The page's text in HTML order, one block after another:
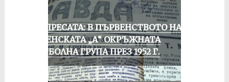
ОТ ПРЕСАТА: В ПЪРВЕНСТВОТО НА
РУСЕНСКАТА „А“ ОКРЪЖНАТА
ФУТБОЛНА ГРУПА ПРЕЗ 1952 Г.